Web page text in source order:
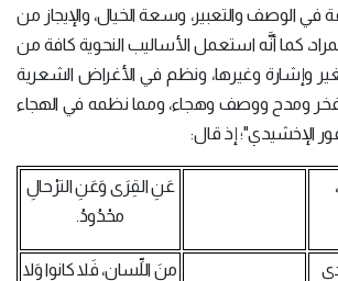
في الوصف والتعبير، وسعة الخيال، والإيجاز من
كما أنَّه استعمل الأساليب النحوية كافة من
وإشارة وغيرها، ونظم في الأغراض الشعرية
ومدح ووصف وهجاء، ومما نظمه في الهجاء
الإخشيدي"؛ إذ قال:
عَنِ القِرَى وَعَنِ الترْحالِ
محْدُودُ.
منَ اللِّسانِ، فَلا كانوا وَلا